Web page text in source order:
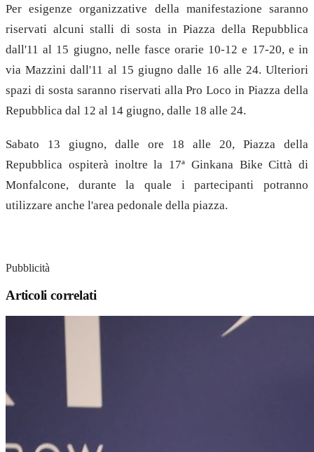
Per esigenze organizzative della manifestazione saranno
riservati alcuni stalli di sosta in Piazza della Repubblica
dall'11 al 15 giugno, nelle fasce orarie 10-12 e 17-20, e in
via Mazzini dall'11 al 15 giugno dalle 16 alle 24. Ulteriori
spazi di sosta saranno riservati alla Pro Loco in Piazza della
Repubblica dal 12 al 14 giugno, dalle 18 alle 24.
Sabato 13 giugno, dalle ore 18 alle 20, Piazza della
Repubblica ospiterà inoltre la 17ª Ginkana Bike Città di
Monfalcone, durante la quale i partecipanti potranno
utilizzare anche l'area pedonale della piazza.
Pubblicità
Articoli correlati